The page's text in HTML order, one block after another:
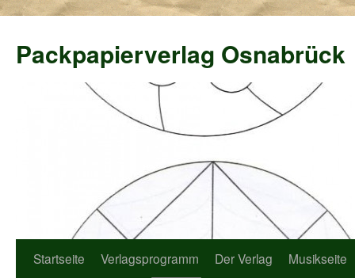
Packpapierverlag Osnabrück
Startseite Verlagsprogramm Der Verlag Musikseite